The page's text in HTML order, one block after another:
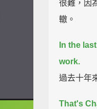
很難，因
轍。
In the
work.
過去十年
That's